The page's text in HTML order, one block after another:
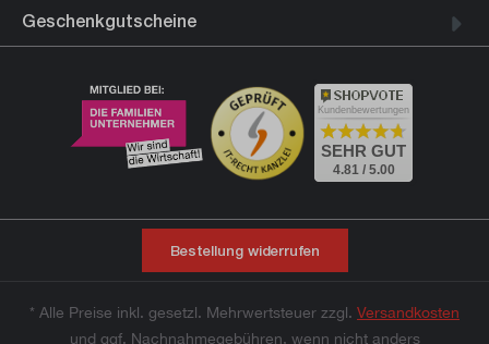
Geschenkgutscheine
Kundenbewertungen
SEHR GUT
4.81 / 5.00
Bestellung widerrufen
* Alle Preise inkl. gesetzl. Mehrwertsteuer zzgl. Versandkosten
und ggf. Nachnahmegebühren, wenn nicht anders